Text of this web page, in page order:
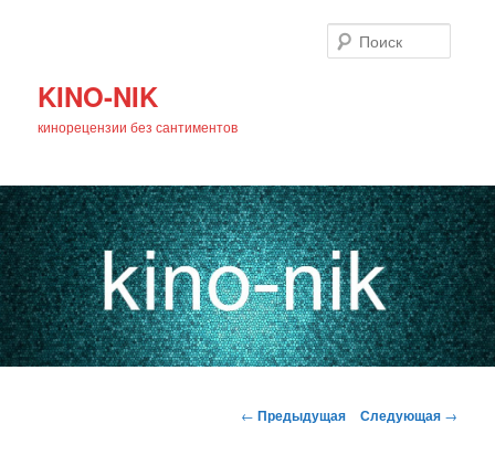
KINO-NIK
кинорецензии без сантиментов
Навигация
← Предыдущая Следующая →